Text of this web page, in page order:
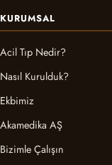
KURUMSAL
Acil Tıp Nedir?
Nasıl Kurulduk?
Ekbimiz
Akamedika AŞ
Bizimle Çalışın